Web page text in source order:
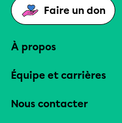
Faire un don
À propos
Équipe et carrières
Nous contacter